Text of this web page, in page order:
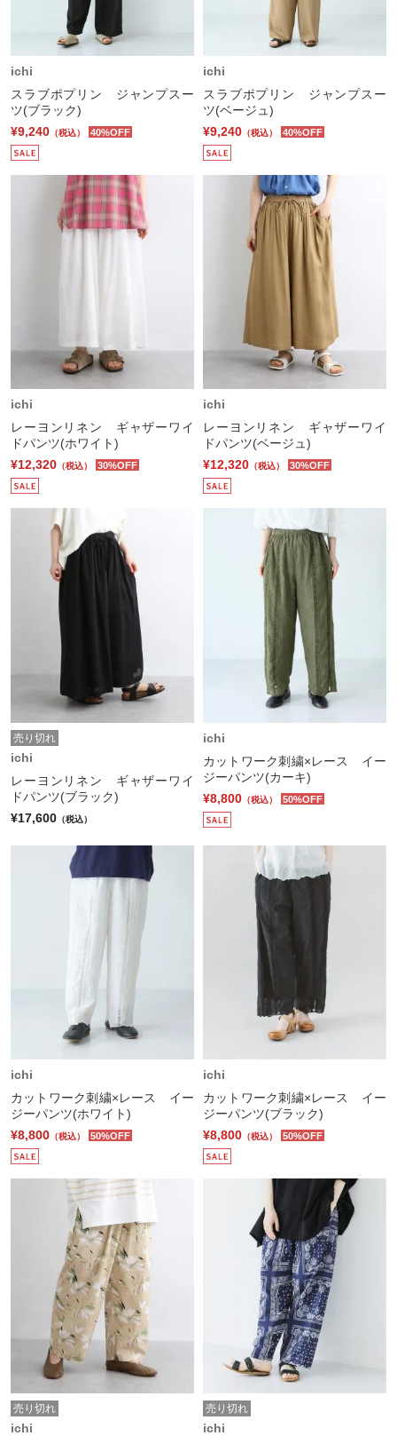
ichi
スラブポプリン ジャンプスー
ツ(ブラック)
¥9,240 （税込） 40%OFF
ichi
スラブポプリン ジャンプスー
ツ(ベージュ)
¥9,240 （税込） 40%OFF
ichi
レーヨンリネン ギャザーワイ
ドパンツ(ホワイト)
¥12,320 （税込） 30%OFF
ichi
レーヨンリネン ギャザーワイ
ドパンツ(ベージュ)
¥12,320 （税込） 30%OFF
売り切れ
ichi
レーヨンリネン ギャザーワイ
ドパンツ(ブラック)
¥17,600 （税込）
ichi
カットワーク刺繍×レース イー
ジーパンツ(カーキ)
¥8,800 （税込） 50%OFF
ichi
カットワーク刺繍×レース イー
ジーパンツ(ホワイト)
¥8,800 （税込） 50%OFF
ichi
カットワーク刺繍×レース イー
ジーパンツ(ブラック)
¥8,800 （税込） 50%OFF
売り切れ
ichi
売り切れ
ichi